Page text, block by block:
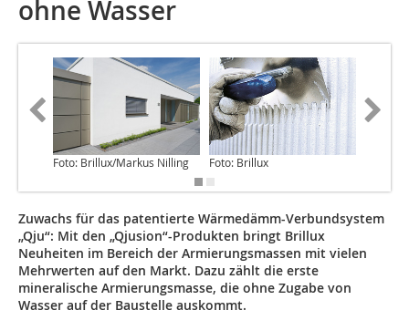
ohne Wasser
Foto: Brillux/Markus Nilling Foto: Brillux
Zuwachs für das patentierte Wärmedämm-Verbundsystem
„Qju“: Mit den „Qjusion“-Produkten bringt Brillux
Neuheiten im Bereich der Armierungsmassen mit vielen
Mehrwerten auf den Markt. Dazu zählt die erste
mineralische Armierungsmasse, die ohne Zugabe von
Wasser auf der Baustelle auskommt.